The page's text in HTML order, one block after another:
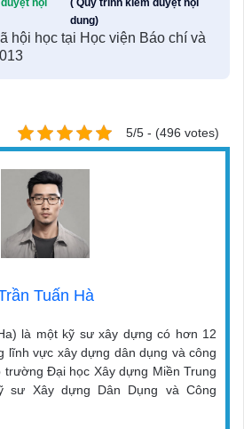
nội
( Quy trình kiểm duyệt nội
dung)
hội học tại Học viện Báo chí và
5/5 - (496 votes)
Tuấn Hà
là một kỹ sư xây dựng có hơn 12
lĩnh vực xây dựng dân dụng và công
trường Đại học Xây dựng Miền Trung
sư Xây dựng Dân Dụng và Công